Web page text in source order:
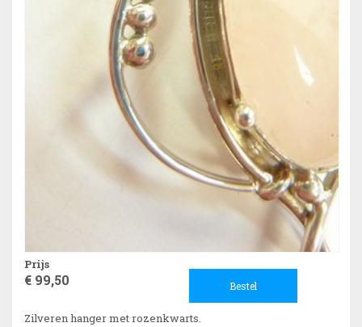
Prijs
€ 99,50 Bestel
Zilveren hanger met rozenkwarts.